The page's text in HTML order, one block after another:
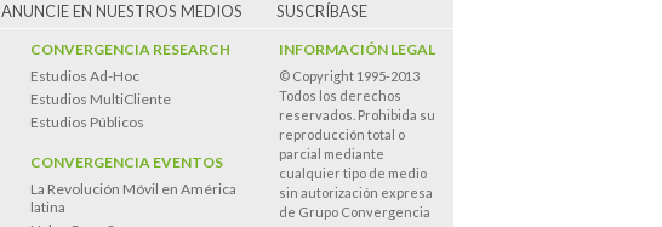
ANUNCIE EN NUESTROS MEDIOS SUSCRÍBASE
CONVERGENCIA RESEARCH
Estudios Ad-Hoc
Estudios MultiCliente
Estudios Públicos
CONVERGENCIA EVENTOS
La Revolución Móvil en América
latina
INFORMACIÓN LEGAL
© Copyright 1995-2013
Todos los derechos
reservados. Prohibida su
reproducción total o
parcial mediante
cualquier tipo de medio
sin autorización expresa
de Grupo Convergencia